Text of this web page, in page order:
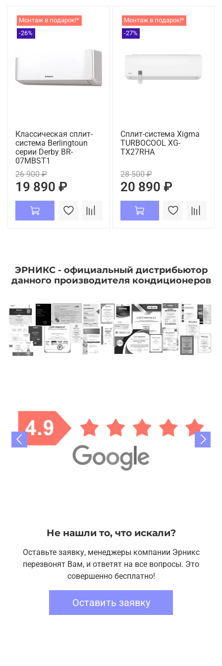
Монтаж в подарок!*
-26%
Классическая сплит-
система Berlingtoun
серии Derby BR-
07MBST1
26 900 ₽
19 890 ₽
Монтаж в подарок!*
-27%
Сплит-система Xigma
TURBOCOOL XG-
TX27RHA
28 500 ₽
20 890 ₽
ЭРНИКС - официальный дистрибьютор
данного производителя кондиционеров
Не нашли то, что искали?
Оставьте заявку, менеджеры компании Эрникс
перезвонят Вам, и ответят на все вопросы. Это
совершенно бесплатно!
Оставить заявку